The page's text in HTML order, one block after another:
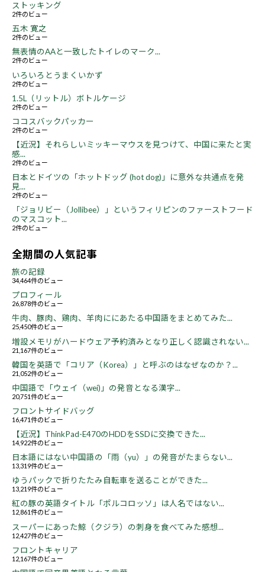
ストッキング
2件のビュー
五木 寛之
2件のビュー
無表情のAAと一致したトイレのマーク...
2件のビュー
いろいろとうまくいかず
2件のビュー
1.5L（リットル）ボトルケージ
2件のビュー
ココスバックパッカー
2件のビュー
【近況】それらしいミッキーマウスを見つけて、中国に来たと実
感...
2件のビュー
日本とドイツの「ホットドッグ (hot dog)」に意外な共通点を発
見...
2件のビュー
「ジョリビー（Jollibee）」というフィリピンのファーストフード
のマスコット...
2件のビュー
全期間の人気記事
旅の記録
34,464件のビュー
プロフィール
26,878件のビュー
牛肉、豚肉、鶏肉、羊肉ににあたる中国語をまとめてみた...
25,450件のビュー
増設メモリがハードウェア予約済みとなり正しく認識されない...
21,167件のビュー
韓国を英語で「コリア（Korea）」と呼ぶのはなぜなのか？...
21,052件のビュー
中国語で「ウェイ（wei)」の発音となる漢字...
20,751件のビュー
フロントサイドバッグ
16,471件のビュー
【近況】ThinkPad-E470のHDDをSSDに交換できた...
14,922件のビュー
日本語にはない中国語の「雨（yu）」の発音がたまらない...
13,319件のビュー
ゆうパックで折りたたみ自転車を送ることができた...
13,219件のビュー
紅の豚の英語タイトル「ポルコロッソ」は人名ではない...
12,861件のビュー
スーパーにあった鯨（クジラ）の刺身を食べてみた感想...
12,427件のビュー
フロントキャリア
12,167件のビュー